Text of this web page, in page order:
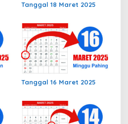
Tanggal 18 Maret 2025
Tanggal 16 Maret 2025